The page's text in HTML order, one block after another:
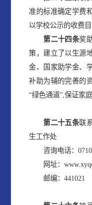
准的标准确定学费
以学校公示的收费目
第二十四条奖
策，建立了以生源
金、国家助学金、
补助为辅的完善的
“绿色通道”,保证家
第二十五条联
生工作处
咨询电话：
网址：
邮编：441021